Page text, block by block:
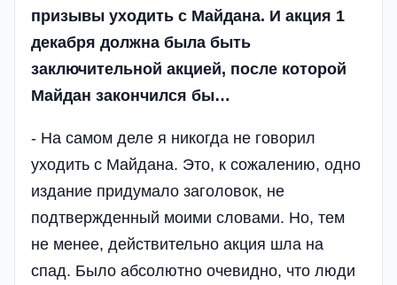
призывы уходить с Майдана. И акция 1
декабря должна была быть
заключительной акцией, после которой
Майдан закончился бы…
- На самом деле я никогда не говорил
уходить с Майдана. Это, к сожалению, одно
издание придумало заголовок, не
подтвержденный моими словами. Но, тем
не менее, действительно акция шла на
спад. Было абсолютно очевидно, что люди